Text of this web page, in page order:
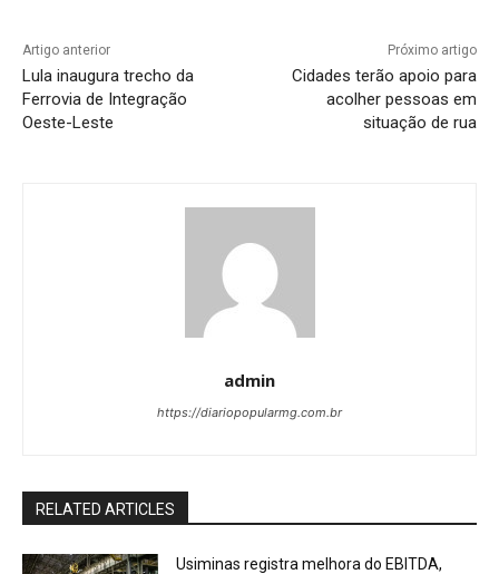
Artigo anterior
Lula inaugura trecho da
Ferrovia de Integração
Oeste-Leste
Próximo artigo
Cidades terão apoio para
acolher pessoas em
situação de rua
admin
https://diariopopularmg.com.br
RELATED ARTICLES
Usiminas registra melhora do EBITDA,